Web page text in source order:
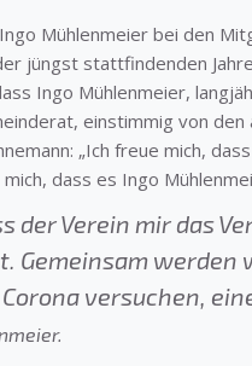
Mühlenmeier bei den
jüngst stattfindenden
Ingo Mühlenmeier,
einstimmig von
„Ich freue mich,
dass es Ingo
der Verein mir das
Gemeinsam
versuchen,